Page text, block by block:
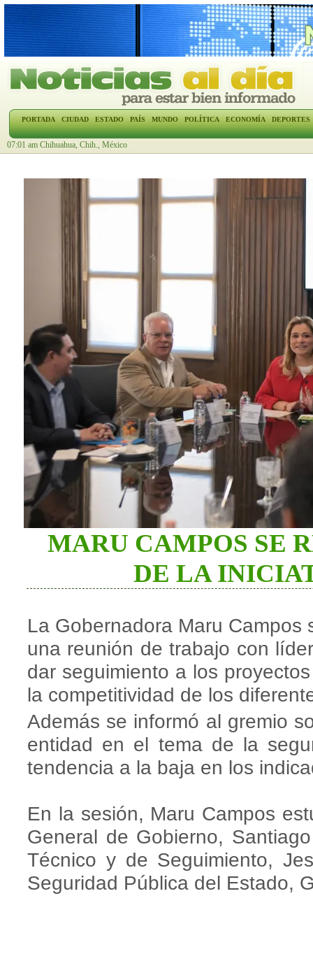
PORTADA CIUDAD ESTADO PAÍS MUNDO POLÍTICA ECONOMÍA DEPORTES
07:01 am Chihuahua, Chih., México
MARU CAMPOS SE
DE LA
La Gobernadora Maru
una reunión de trabajo con
dar seguimiento a los
la competitividad de los
Además se informó al gremio
entidad en el tema de la
tendencia a la baja en los
En la sesión, Maru Campos
General de Gobierno,
Técnico y de Seguimiento,
Seguridad Pública del Estado,